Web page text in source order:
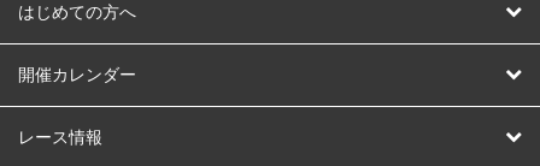
はじめての方へ
はじめての方へ
開催カレンダー
競輪
レース情報